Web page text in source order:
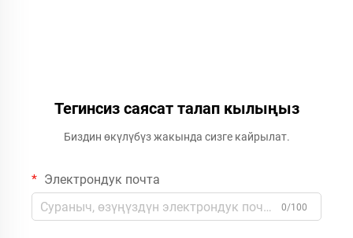
Тегинсиз саясат талап кылыңыз
Биздин өкүлүбүз жакында сизге кайрылат.
Электрондук почта
0/100